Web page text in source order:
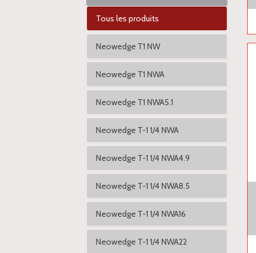
Tous les produits
Neowedge T1 NW
Neowedge T1 NWA
Neowedge T1 NWA5.1
Neowedge T-1 1/4 NWA
Neowedge T-1 1/4 NWA4.9
Neowedge T-1 1/4 NWA8.5
Neowedge T-1 1/4 NWA16
Neowedge T-1 1/4 NWA22